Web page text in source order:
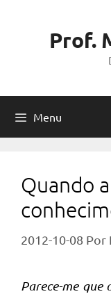
Prof.
Menu
Quando
2012-10-08 Por
Parece-me que